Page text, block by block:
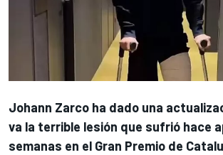
Johann Zarco ha dado una
va la terrible lesión que sufrió hace
semanas en el Gran Premio de